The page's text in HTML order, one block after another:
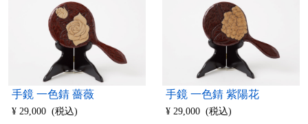
手鏡 一色錆 薔薇
¥ 29,000 (税込)
手鏡 一色錆 紫陽花
¥ 29,000 (税込)